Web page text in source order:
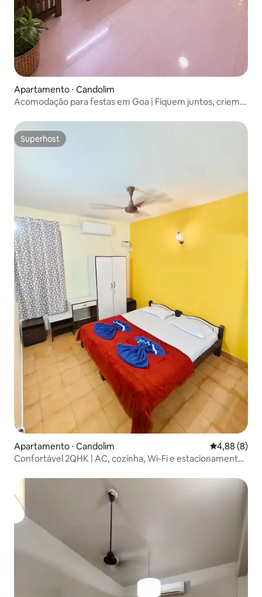
Apartamento ⋅ Candolim
Acomodação para festas em Goa | Fiquem juntos, criem
Superhost
Superhost
Apartamento ⋅ Candolim 4,88 de uma
4,88 (8)
Confortável 2QHK | AC, cozinha, Wi-Fi e estacionamento